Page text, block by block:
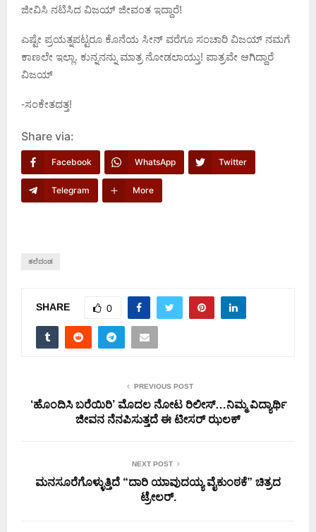
ಜೀವಿಸಿ ನಟಿಸಿದ ವಿಜಯ್ ಜೀವಂತ ಇದ್ದಾರೆ!
ಎಷ್ಟೇ ಪ್ರಯತ್ನಪಟ್ಟರೂ ಕೊನೆಯ ಸೀನ್ ವರೆಗೂ ಸಂಚಾರಿ ವಿಜಯ್ ನಮಗೆ
ಕಾಣಲೇ ಇಲ್ಲಾ. ಕುನ್ನನನ್ನು ಮಾತ್ರ ನೋಡಲಾಯ್ತು! ಪಾತ್ರವೇ ಆಗಿದ್ದಾರೆ
ವಿಜಯ್
-ಸಂಕೇತದತ್ತ!
Share via:
Facebook WhatsApp Twitter
Telegram More
ತಲೆದಂಡ
SHARE 0
PREVIOUS POST
‘ಹೊಂದಿಸಿ ಬರೆಯಿರಿ’ ಮೊದಲ ನೋಟ ರಿಲೀಸ್…ನಿಮ್ಮ ವಿದ್ಯಾರ್ಥಿ
ಜೀವನ ನೆನಪಿಸುತ್ತದೆ ಈ ಟೀಸರ್ ಝಲಕ್
NEXT POST
ಮನಸೂರೆಗೊಳ್ಳುತ್ತಿದೆ “ದಾರಿ ಯಾವುದಯ್ಯ ವೈಕುಂಠಕೆ” ಚಿತ್ರದ
ಟ್ರೇಲರ್.